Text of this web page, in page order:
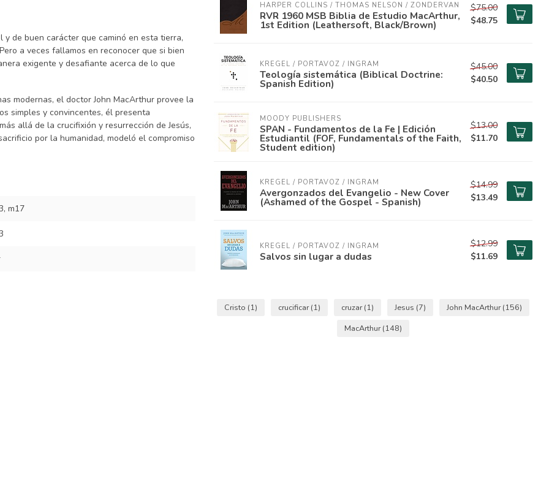
de buen carácter que caminó en esta tierra,
a veces fallamos en reconocer que si bien
exigente y desafiante acerca de lo que
modernas, el doctor John MacArthur provee la
simples y convincentes, él presenta
allá de la crucifixión y resurrección de Jesús,
por la humanidad, modeló el compromiso
m17
HARPER COLLINS / THOMAS NELSON / ZONDERVAN
RVR 1960 MSB Biblia de Estudio MacArthur,
1st Edition (Leathersoft, Black/Brown)
$75.00
$48.75
KREGEL / PORTAVOZ / INGRAM
Teología sistemática (Biblical Doctrine:
Spanish Edition)
$45.00
$40.50
MOODY PUBLISHERS
SPAN - Fundamentos de la Fe | Edición
Estudiantil (FOF, Fundamentals of the Faith,
Student edition)
$13.00
$11.70
KREGEL / PORTAVOZ / INGRAM
Avergonzados del Evangelio - New Cover
(Ashamed of the Gospel - Spanish)
$14.99
$13.49
KREGEL / PORTAVOZ / INGRAM
Salvos sin lugar a dudas
$12.99
$11.69
Cristo (1) crucificar(1) cruzar(1) Jesus (7) John MacArthur(156)
MacArthur(148)